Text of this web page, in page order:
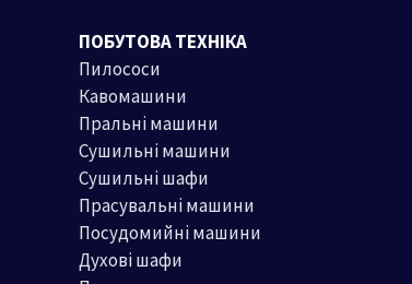
ПОБУТОВА ТЕХНІКА
Пилососи
Кавомашини
Пральні машини
Сушильні машини
Сушильні шафи
Прасувальні машини
Посудомийні машини
Духові шафи